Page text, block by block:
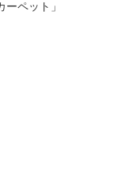
ペット」